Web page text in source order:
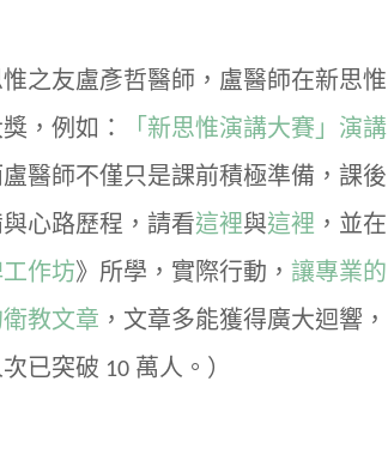
之友盧彥哲醫師，盧醫師在新思惟
，例如：
「新思惟演講大賽」演講
盧醫師不僅只是課前積極準備，課後
心路歷程，請看這裡與這裡 ，並在
作坊》所學，實際行動， 讓專業的
教文章 ，文章多能獲得廣大迴響，
已突破 10 萬人。）